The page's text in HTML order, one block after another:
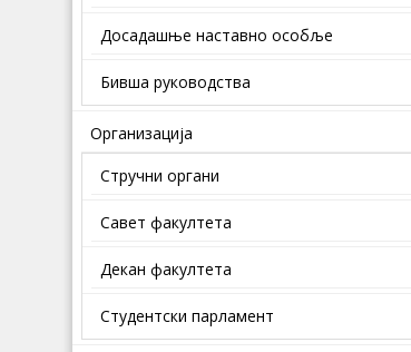
Досадашње наставно особље
Бивша руководства
Организација
Стручни органи
Савет факултета
Декан факултета
Студентски парламент